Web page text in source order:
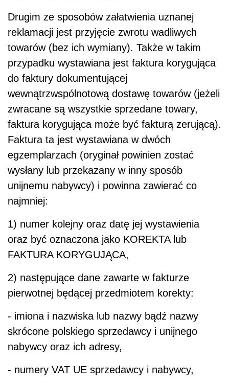
Drugim ze sposobów załatwienia uznanej
reklamacji jest przyjęcie zwrotu wadliwych
towarów (bez ich wymiany). Także w takim
przypadku wystawiana jest faktura korygująca
do faktury dokumentującej
wewnątrzwspólnotową dostawę towarów (jeżeli
zwracane są wszystkie sprzedane towary,
faktura korygująca może być fakturą zerującą).
Faktura ta jest wystawiana w dwóch
egzemplarzach (oryginał powinien zostać
wysłany lub przekazany w inny sposób
unijnemu nabywcy) i powinna zawierać co
najmniej:
1) numer kolejny oraz datę jej wystawienia
oraz być oznaczona jako KOREKTA lub
FAKTURA KORYGUJĄCA,
2) następujące dane zawarte w fakturze
pierwotnej będącej przedmiotem korekty:
- imiona i nazwiska lub nazwy bądź nazwy
skrócone polskiego sprzedawcy i unijnego
nabywcy oraz ich adresy,
- numery VAT UE sprzedawcy i nabywcy,